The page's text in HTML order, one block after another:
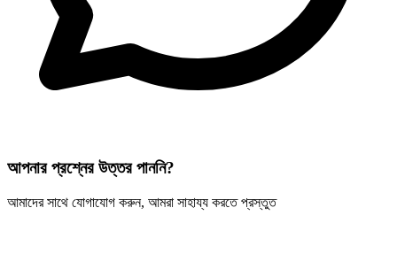
আপনার প্রশ্নের উত্তর পাননি?
আমাদের সাথে যোগাযোগ করুন, আমরা সাহায্য করতে প্রস্তুত